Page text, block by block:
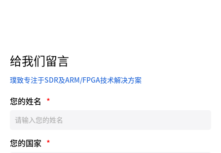
给我们留言
璞致专注于SDR及ARM/FPGA技术解决方案
您的姓名 *
您的国家 *